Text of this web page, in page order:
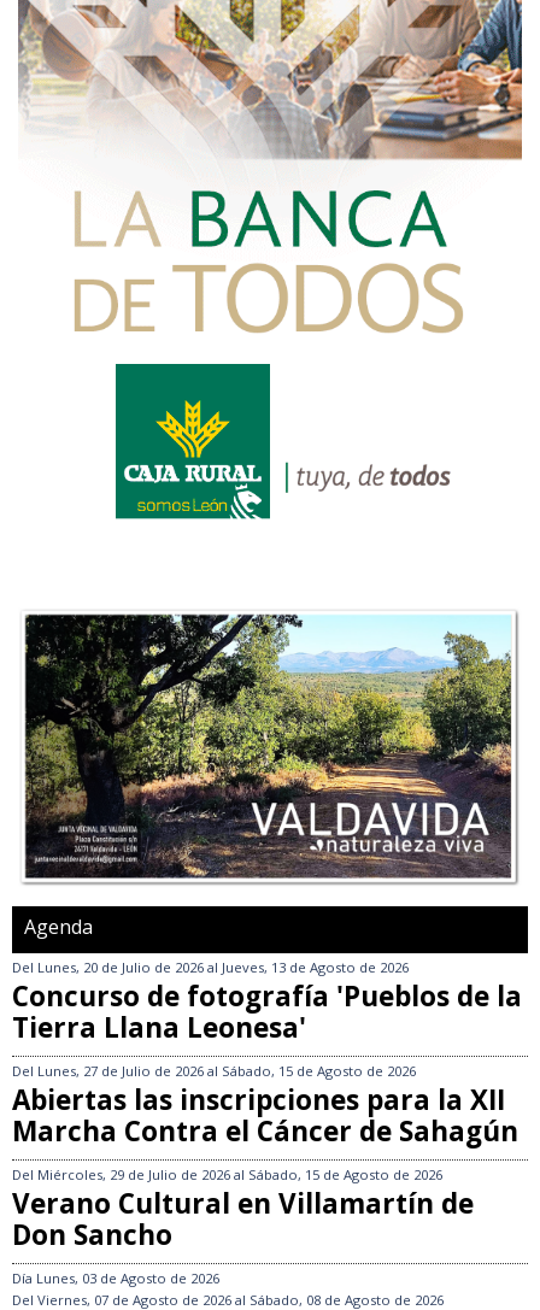
Agenda
Del Lunes, 20 de Julio de 2026 al Jueves, 13 de Agosto de 2026
Concurso de fotografía 'Pueblos de la
Tierra Llana Leonesa'
Del Lunes, 27 de Julio de 2026 al Sábado, 15 de Agosto de 2026
Abiertas las inscripciones para la XII
Marcha Contra el Cáncer de Sahagún
Del Miércoles, 29 de Julio de 2026 al Sábado, 15 de Agosto de 2026
Verano Cultural en Villamartín de
Don Sancho
Día Lunes, 03 de Agosto de 2026
Del Viernes, 07 de Agosto de 2026 al Sábado, 08 de Agosto de 2026